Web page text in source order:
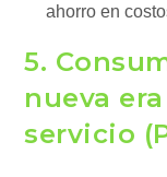
ahorro en
5.
nueva
servicio